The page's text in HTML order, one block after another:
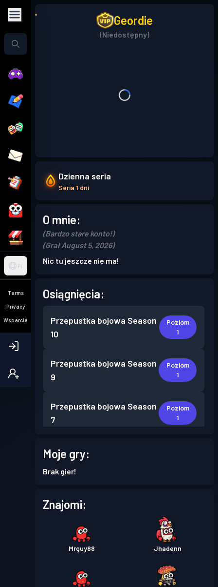
PL
Terms
Privacy
Wsparcie
Geordie
(Niedostępny)
Dzienna seria
Seria 1 dni
O mnie:
(Bardzo stare konto!)
(Grał August 5, 2026)
Nic tu jeszcze nie ma!
Osiągnięcia:
Przepustka bojowa Season
10
Poziom
1
Przepustka bojowa Season
9
Poziom
1
Przepustka bojowa Season
7
Poziom
1
Przepustka bojowa
5
Przepustka bojowa
Season
Poziom
8
Przepustka bojowa
Poziom
Moje gry:
Brak gier!
Znajomi:
Mrguy88 Jhadenn